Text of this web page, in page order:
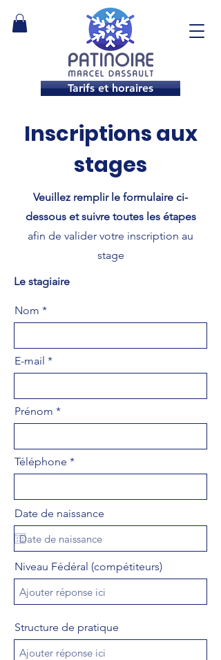
Tarifs et horaires
Inscriptions aux
stages
Veuillez remplir le formulaire ci-
dessous et suivre toutes les étapes
afin de valider votre inscription au
stage
Le stagiaire
Nom
E-mail
Prénom
Téléphone
Date de naissance
Niveau Fédéral (compétiteurs)
Structure de pratique